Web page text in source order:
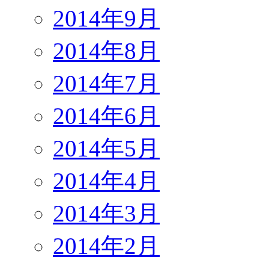
2014年9月
2014年8月
2014年7月
2014年6月
2014年5月
2014年4月
2014年3月
2014年2月